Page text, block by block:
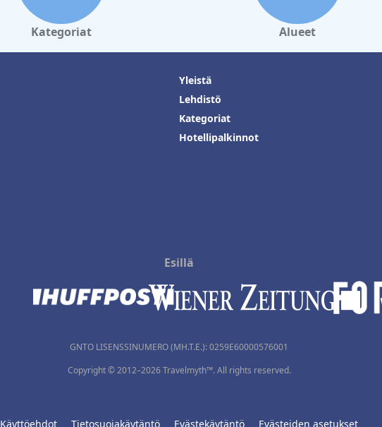
Kategoriat Alueet
Yleistä
Lehdistö
Kategoriat
Hotellipalkinnot
Esillä
GNTO LISENSSINUMERO (MH.T.E.): 0259Ε60000576001
Copyright © 2012–2026 Travelmyth™. All rights reserved.
Käyttöehdot Tietosuojakäytäntö Evästekäytäntö Evästeiden asetukset